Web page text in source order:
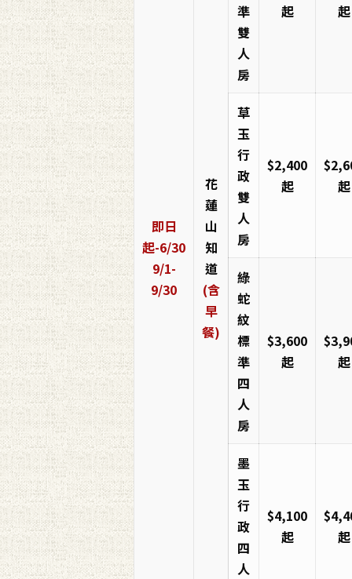
即日
起-6/30
9/1-
9/30
花
蓮
山
知
道
(含
早
餐)
準
雙
人
房
起
起
草
玉
行
政
雙
人
房
$2,400
起
起
綠
蛇
紋
標
準
四
人
房
$3,600
起
起
墨
玉
行
政
四
人
$4,100
起
起